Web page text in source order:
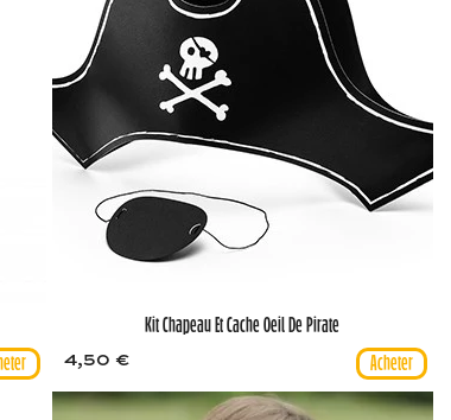
Kit Chapeau Et Cache Oeil De Pirate
4,50 €